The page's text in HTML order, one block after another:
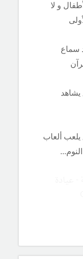
و لا
سماع
يشاهد
يلعب ألعاب